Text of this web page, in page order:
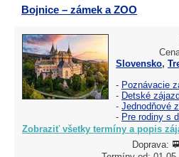
Bojnice – zámek a ZOO
Slovensko,
- Poznávacie
- Detské
- Jednodňové
- Pre rodiny s
Zobraziť všetky termíny a popis
Doprava: